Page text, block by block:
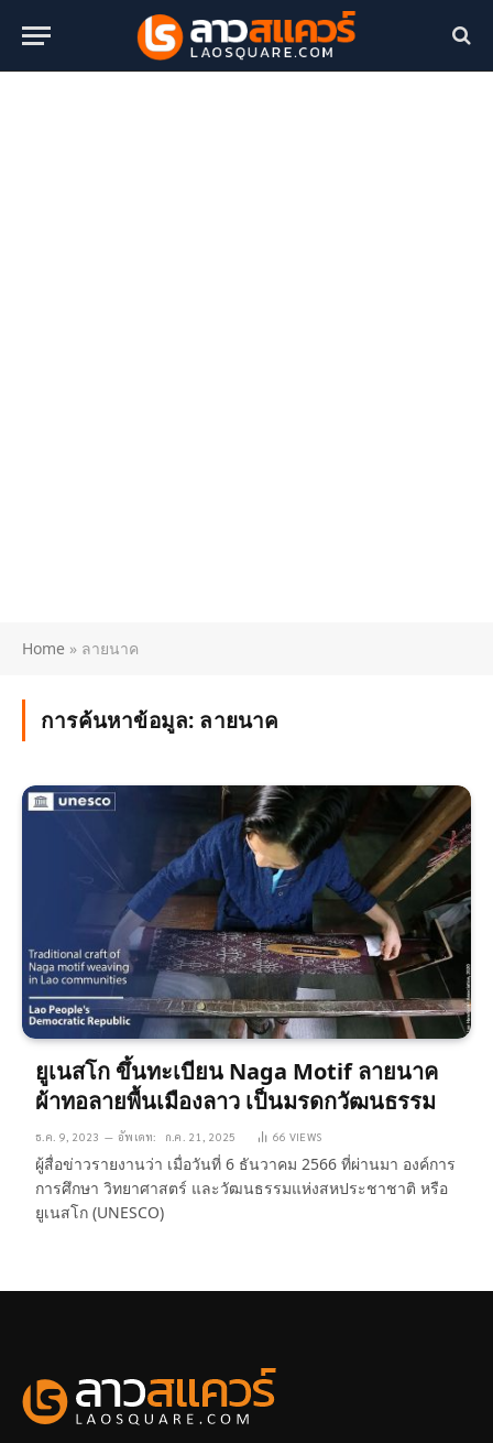
Home » ลายนาค
การค้นหาข้อมูล: ลายนาค
ยูเนสโก ขึ้นทะเบียน Naga Motif ลายนาค
ผ้าทอลายพื้นเมืองลาว เป็นมรดกวัฒนธรรม
ธ.ค. 9, 2023 อัพเดท: ก.ค. 21, 2025 66 VIEWS
ผู้สื่อข่าวรายงานว่า เมื่อวันที่ 6 ธันวาคม 2566 ที่ผ่านมา องค์การ
การศึกษา วิทยาศาสตร์ และวัฒนธรรมแห่งสหประชาชาติ หรือ
ยูเนสโก (UNESCO)